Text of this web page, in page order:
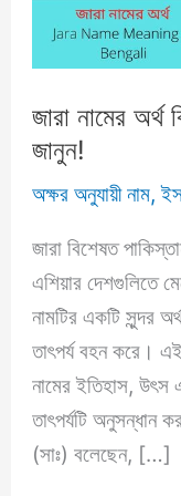
জারা নামের অর্থ
জানুন!
অক্ষর অনুযায়ী নাম,
জারা বিশেষত
এশিয়ার দেশগুলিতে
নামটির একটি সুন্দর
তাৎপর্য বহন করে।
নামের ইতিহাস, উৎস
তাৎপর্যটি অনুসন্ধান
(সাঃ) বলেছেন, […]